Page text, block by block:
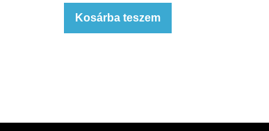
Kosárba teszem